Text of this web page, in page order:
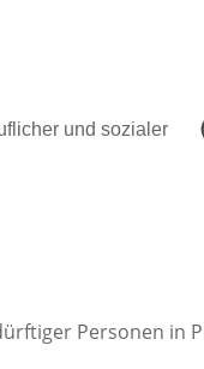
und sozialer
Personen in